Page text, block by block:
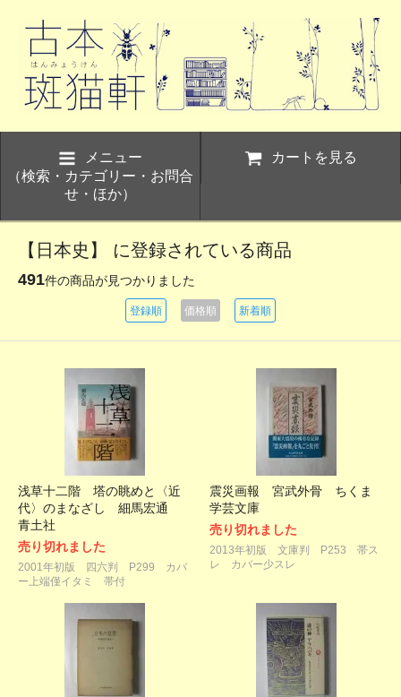
メニュー
（検索・カテゴリー・お問合
せ・ほか）
カートを見る
【日本史】 に登録されている商品
491件の商品が見つかりました
登録順 価格順 新着順
浅草十二階 塔の眺めと〈近
代〉のまなざし 細馬宏通
青土社
売り切れました
2001年初版 四六判 P299 カバ
ー上端僅イタミ 帯付
震災画報 宮武外骨 ちくま
学芸文庫
売り切れました
2013年初版 文庫判 P253 帯ス
レ カバー少スレ